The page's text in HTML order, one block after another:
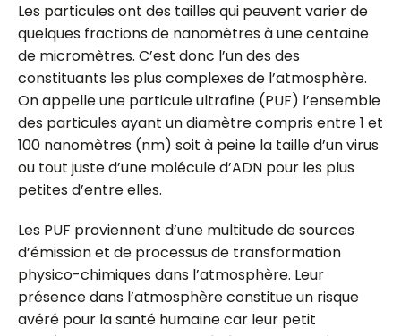
Les particules ont des tailles qui peuvent varier de
quelques fractions de nanomètres à une centaine
de micromètres. C’est donc l’un des des
constituants les plus complexes de l’atmosphère.
On appelle une particule ultrafine (PUF) l’ensemble
des particules ayant un diamètre compris entre 1 et
100 nanomètres (nm) soit à peine la taille d’un virus
ou tout juste d’une molécule d’ADN pour les plus
petites d’entre elles.
Les PUF proviennent d’une multitude de sources
d’émission et de processus de transformation
physico-chimiques dans l’atmosphère. Leur
présence dans l’atmosphère constitue un risque
avéré pour la santé humaine car leur petit